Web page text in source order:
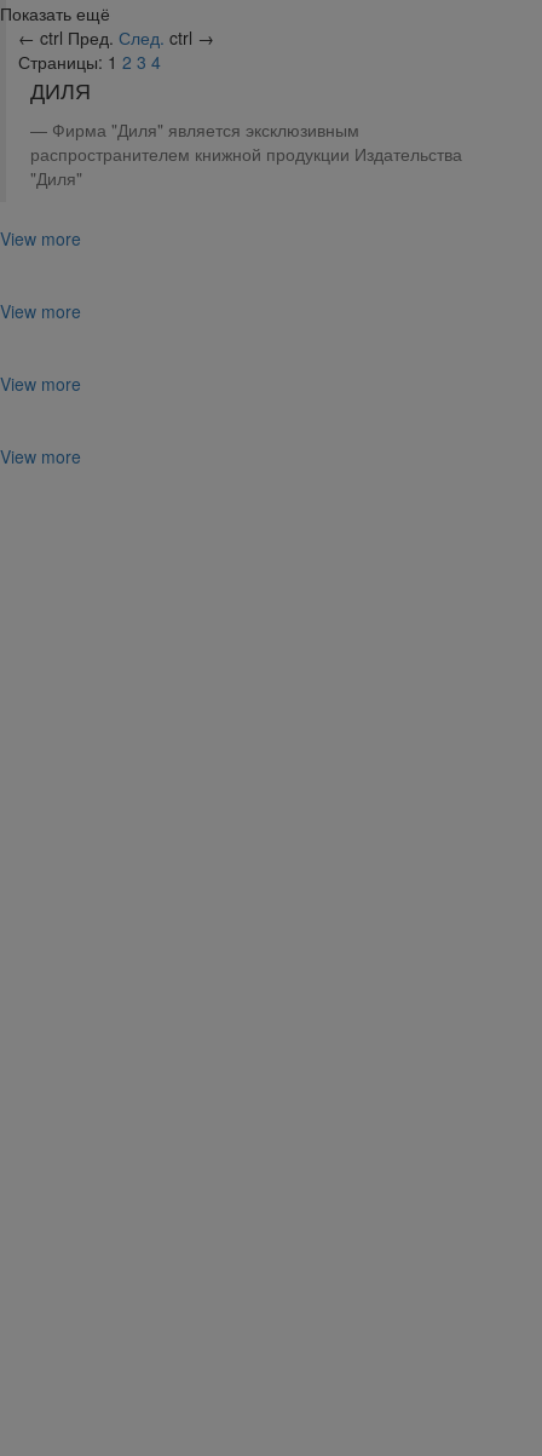
Показать ещё
← ctrl Пред. След. ctrl →
Страницы: 1 2 3 4
ДИЛЯ
Фирма "Диля" является эксклюзивным
распространителем книжной продукции Издательства
"Диля"
View more
View more
View more
View more